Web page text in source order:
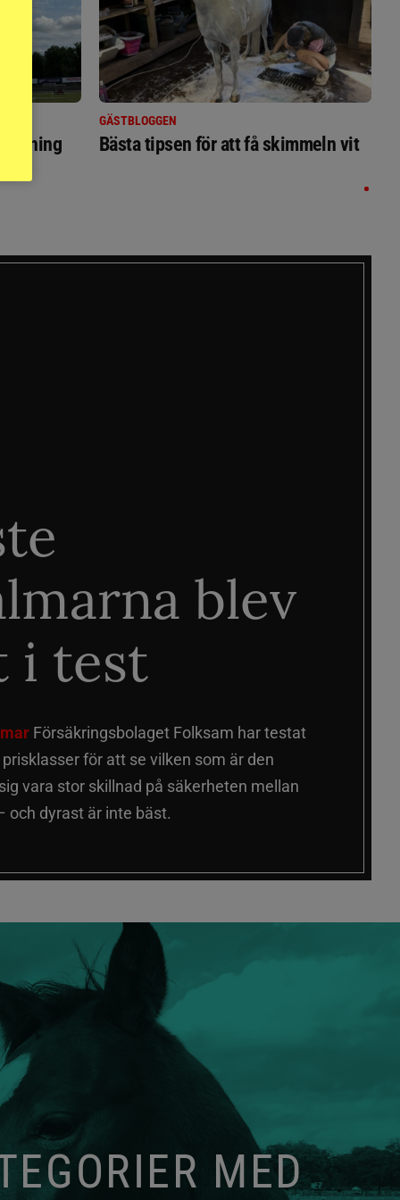
GÄSTBLOGGEN
Bästa tipsen för att få skimmeln vit
blev
i test
Försäkringsbolaget Folksam har testat
för att se vilken som är den
vara stor skillnad på säkerheten mellan
och dyrast är inte bäst.
MED